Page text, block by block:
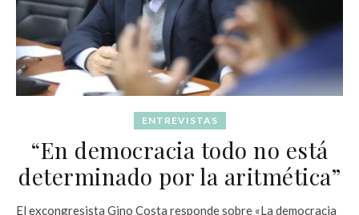
ENTREVISTAS
“En democracia todo no está
determinado por la aritmética”
El excongresista Gino Costa responde sobre «La democracia